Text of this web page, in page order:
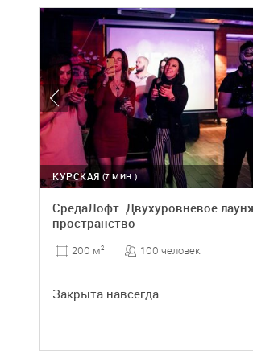
(7 МИН.)
КУРСКАЯ
СредаЛофт. Двухуровневое
пространство
200 м2 100 человек
Закрыта навсегда